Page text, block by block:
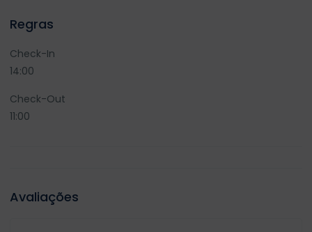
Regras
Check-In
14:00
Check-Out
11:00
Avaliações